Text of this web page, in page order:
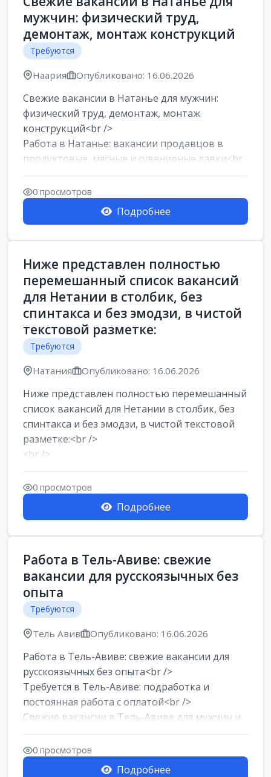
мужчин: физический труд,
демонтаж, монтаж конструкций
Требуются
Наария Опубликовано: 16.06.2026
Свежие вакансии в Натанье для мужчин:
физический труд, демонтаж, монтаж
конструкций<br />
Работа в Натанье: вакансии продавцов в
продуктовые, мясные и сувенирные лавки<br
/>
Разнорабочий на сборку м...
0 просмотров
Подробнее
Ниже представлен полностью
перемешанный список вакансий
для Нетании в столбик, без
спинтакса и без эмодзи, в чистой
текстовой разметке:
Требуются
Натания Опубликовано: 16.06.2026
Ниже представлен полностью перемешанный
список вакансий для Нетании в столбик, без
спинтакса и без эмодзи, в чистой текстовой
разметке:<br />
<br />
Работа в Нетании на мебельном
производстве: требу...
0 просмотров
Подробнее
Работа в Тель-Авиве: свежие
вакансии для русскоязычных без
опыта
Требуются
Тель Авив Опубликовано: 16.06.2026
Работа в Тель-Авиве: свежие вакансии для
русскоязычных без опыта<br />
Требуется в Тель-Авиве: подработка и
постоянная работа с оплатой<br />
Свежие вакансии в Тель-Авиве для мужчин и
женщин от хозя...
0 просмотров
Подробнее